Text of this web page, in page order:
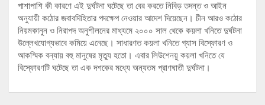
পাশাপাশি কী কারণে এই দুর্ঘটনা ঘটেছে তা বের করতে নিবিড় তদন্ত ও আইন
অনুযায়ী কঠোর জবাবদিহিতার পদক্ষেপ নেওয়ার আদেশ দিয়েছেন। চীন আরও কঠোর
নিয়মকানুন ও নিরাপদ অনুশীলনের মাধ্যমে ২০০০ সাল থেকে কয়লা খনিতে দুর্ঘটনা
উল্লেখযোগ্যভাবে কমিয়ে এনেছে। সাধারণত কয়লা খনিতে গ্যাস বিস্ফোরণ ও
আকস্মিক বন্যায় বহু মানুষের মৃত্যু হতো। এবার লিউশেনয়ু কয়লা খনিতে যে
বিস্ফোরণটি ঘটেছে তা এক দশকের মধ্যে অন্যতম প্রাণঘাতী দুর্ঘটনা।